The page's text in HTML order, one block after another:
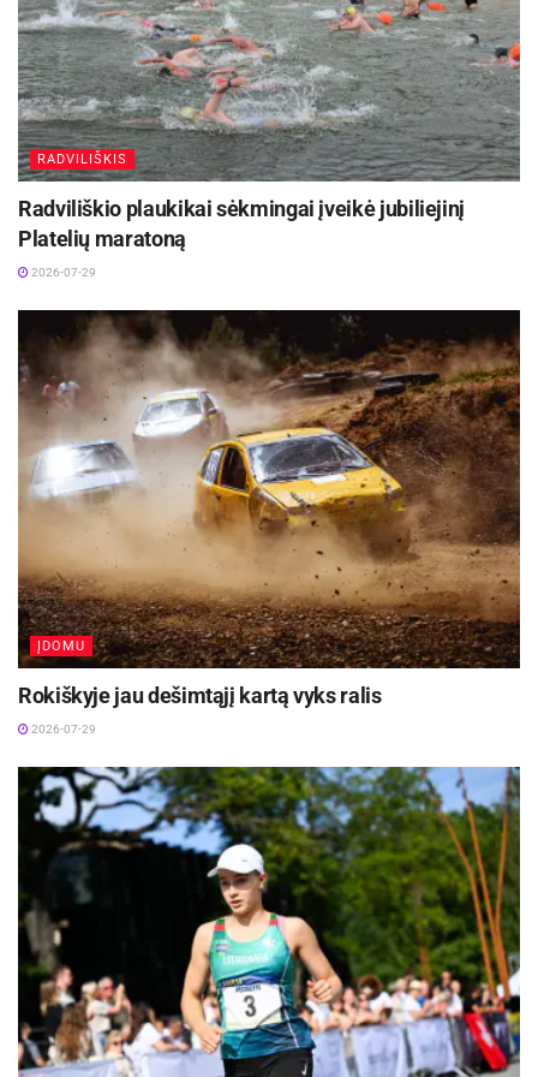
spalio 29 ir 30 dienomis jie susikaus su
Baltarusijos septyniolikmečių rinktine.
RADVILIŠKIS
Radviliškio plaukikai sėkmingai įveikė jubiliejinį
Platelių maratoną
2026-07-29
ĮDOMU
Rokiškyje jau dešimtąjį kartą vyks ralis
2026-07-29